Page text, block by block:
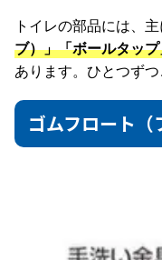
トイレの部品には、
ブ）」「ボールタッ
あります。ひとつずつ
ゴムフロート（